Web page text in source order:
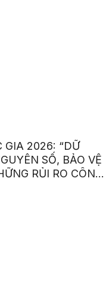
GIA 2026: “DỮ
SỐ, BẢO VỆ
RỦI RO CÔNG